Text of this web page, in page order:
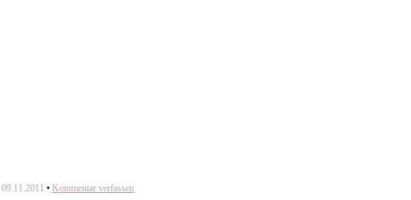
09.11.2011 Kommentar verfassen